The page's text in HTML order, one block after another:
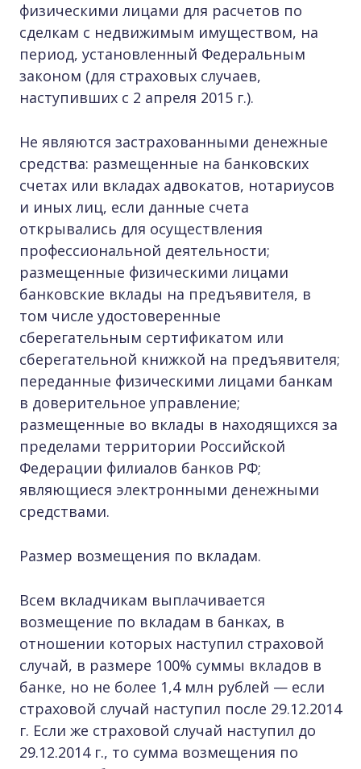
физическими лицами для расчетов по
сделкам с недвижимым имуществом, на
период, установленный Федеральным
законом (для страховых случаев,
наступивших с 2 апреля 2015 г.).
Не являются застрахованными денежные
средства: размещенные на банковских
счетах или вкладах адвокатов, нотариусов
и иных лиц, если данные счета
открывались для осуществления
профессиональной деятельности;
размещенные физическими лицами
банковские вклады на предъявителя, в
том числе удостоверенные
сберегательным сертификатом или
сберегательной книжкой на предъявителя;
переданные физическими лицами банкам
в доверительное управление;
размещенные во вклады в находящихся за
пределами территории Российской
Федерации филиалов банков РФ;
являющиеся электронными денежными
средствами.
Размер возмещения по вкладам.
Всем вкладчикам выплачивается
возмещение по вкладам в банках, в
отношении которых наступил страховой
случай, в размере 100% суммы вкладов в
банке, но не более 1,4 млн рублей — если
страховой случай наступил после 29.12.2014
г. Если же страховой случай наступил до
29.12.2014 г., то сумма возмещения по